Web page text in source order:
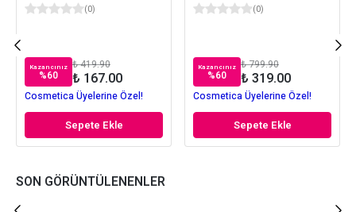
(0)
Kazancınız
%60
₺ 419.90
₺ 167.00
Cosmetica Üyelerine Özel!
Sepete Ekle
(0)
Kazancınız
%60
₺ 799.90
₺ 319.00
Cosmetica Üyelerine Özel!
Sepete Ekle
SON GÖRÜNTÜLENENLER